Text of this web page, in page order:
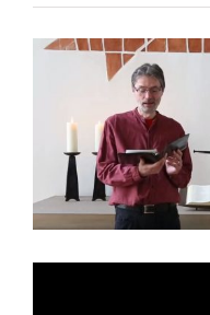
Zeige
grösseres